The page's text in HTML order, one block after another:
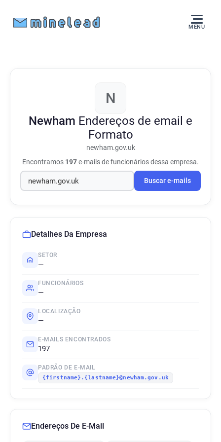
MENU
N
Newham Endereços de email e
Formato
newham.gov.uk
Encontramos 197e-mails de funcionários dessa empresa.
Buscar e-mails
Detalhes Da Empresa
SETOR
—
FUNCIONÁRIOS
—
LOCALIZAÇÃO
—
E-MAILS ENCONTRADOS
197
PADRÃO DE E-MAIL
{firstname}.{lastname}@newham.gov.uk
Endereços De E-Mail